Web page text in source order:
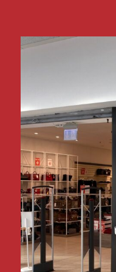
RAGGIUNGERCI